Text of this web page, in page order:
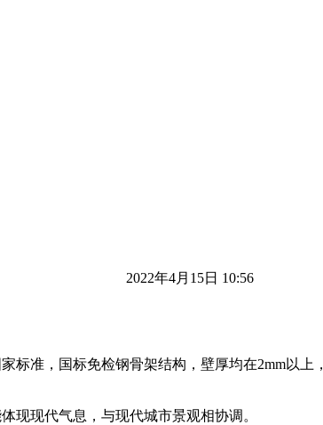
2022年4月15日 10:56
准，国标免检钢骨架结构，壁厚均在2mm以上
现现代气息，与现代城市景观相协调。